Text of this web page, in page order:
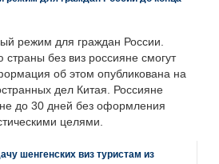
режим для граждан России.
страны без виз россияне смогут
об этом опубликована на
дел Китая. Россияне
до 30 дней без оформления
целями.
шенгенских виз туристам из